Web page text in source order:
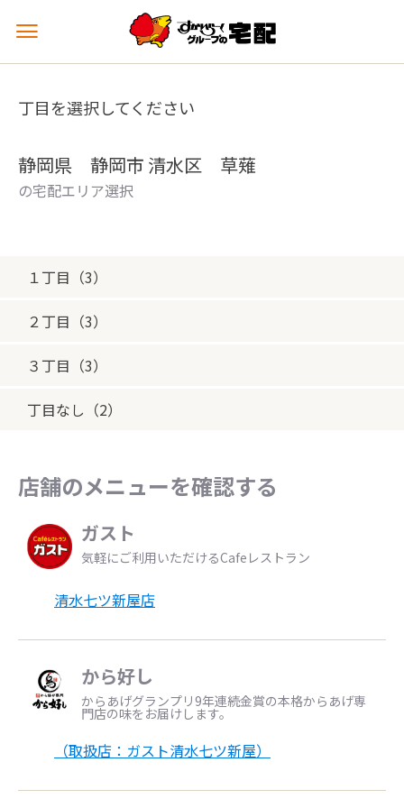
メ
ュ
を
丁目を選択してください
静岡県 静岡市 清水区 草薙
の宅配エリア選択
１丁目（3）
２丁目（3）
３丁目（3）
丁目なし（2）
店舗のメニューを確認する
ガスト
気軽にご利用いただけるCafeレストラン
清水七ツ新屋店
から好し
からあげグランプリ9年連続金賞の本格からあげ専
門店の味をお届けします。
（取扱店：ガスト清水七ツ新屋）